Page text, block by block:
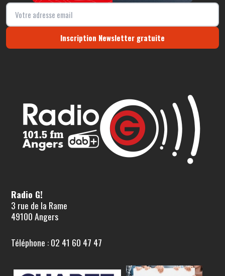
Inscription Newsletter gratuite
Radio G!
3 rue de la Rame
49100 Angers
Téléphone : 02 41 60 47 47